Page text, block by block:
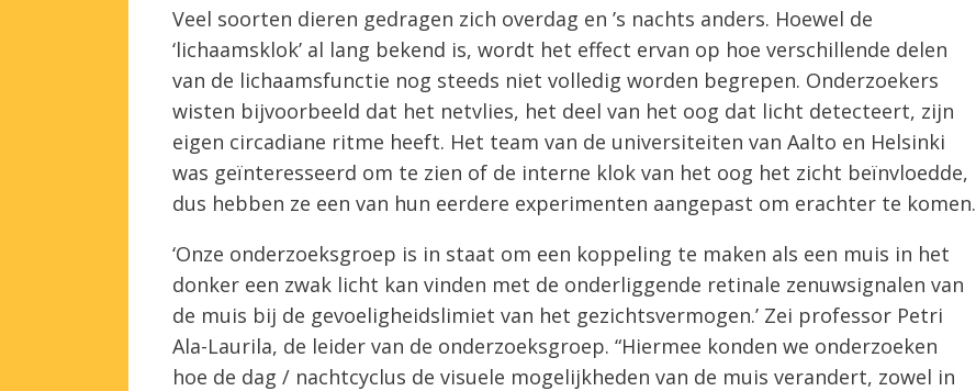
Veel soorten dieren gedragen zich overdag en ’s nachts anders. Hoewel de
‘lichaamsklok’ al lang bekend is, wordt het effect ervan op hoe verschillende delen
van de lichaamsfunctie nog steeds niet volledig worden begrepen. Onderzoekers
wisten bijvoorbeeld dat het netvlies, het deel van het oog dat licht detecteert, zijn
eigen circadiane ritme heeft. Het team van de universiteiten van Aalto en Helsinki
was geïnteresseerd om te zien of de interne klok van het oog het zicht beïnvloedde,
dus hebben ze een van hun eerdere experimenten aangepast om erachter te komen.
‘Onze onderzoeksgroep is in staat om een ​​koppeling te maken als een muis in het
donker een zwak licht kan vinden met de onderliggende retinale zenuwsignalen van
de muis bij de gevoeligheidslimiet van het gezichtsvermogen.’ Zei professor Petri
Ala-Laurila, de leider van de onderzoeksgroep. “Hiermee konden we onderzoeken
hoe de dag / nachtcyclus de visuele mogelijkheden van de muis verandert, zowel in